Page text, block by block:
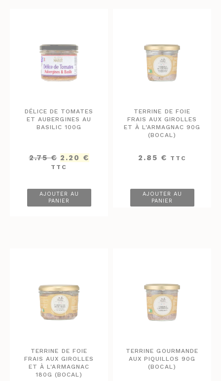
DÉLICE DE TOMATES
ET AUBERGINES AU
BASILIC 100G
2.75€ Le
prix
2.75 €.
2.20 €
TTC
AJOUTER AU
PANIER
TERRINE DE FOIE
FRAIS AUX GIROLLES
ET À L'ARMAGNAC 90G
(BOCAL)
2.85 € TTC
AJOUTER AU
PANIER
TERRINE DE FOIE
FRAIS AUX GIROLLES
ET À L'ARMAGNAC
180G (BOCAL)
TERRINE GOURMANDE
AUX PIQUILLOS 90G
(BOCAL)